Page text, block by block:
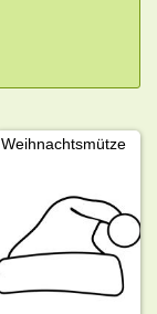
Weihnachtsmütze